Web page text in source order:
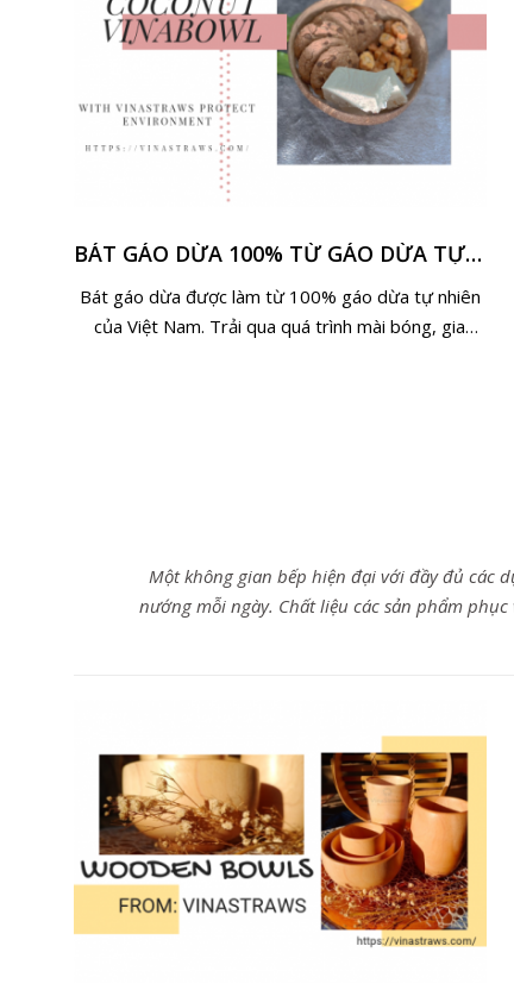
BÁT GÁO DỪA 100% TỪ GÁO DỪA TỰ NHIÊN TỪ VIỆT NAM
Bát gáo dừa được làm từ 100% gáo dừa tự nhiên
của Việt Nam. Trải qua quá trình mài bóng, gia
Một không gian bếp hiện đại với đầy đủ các
nướng mỗi ngày. Chất liệu các sản phẩm